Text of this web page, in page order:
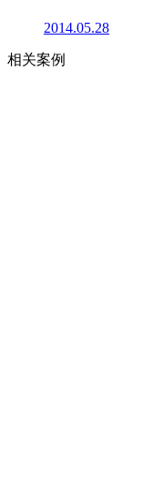
2014.05.28
相关案例